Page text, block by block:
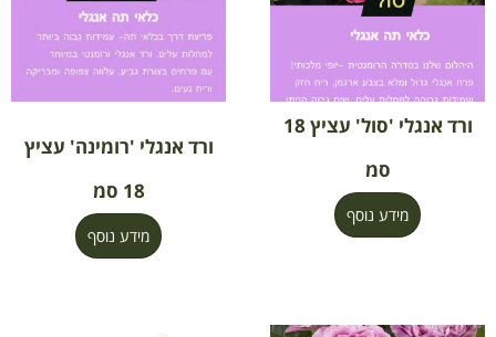
ורד אנגלי 'סול' עציץ 18
סמ
מידע נוסף
ורד אנגלי 'רומינה' עציץ
18 סמ
מידע נוסף